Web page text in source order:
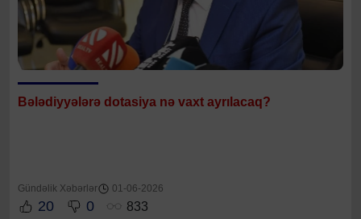
Bələdiyyələrə dotasiya nə vaxt ayrılacaq?
Gündəlik Xəbərlər 01-06-2026
20 0 833